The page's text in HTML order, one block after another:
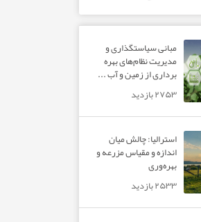
مبانی سیاستگذاری و
مدیریت نظام‌های بهره‌
برداری از زمین و آب ...
۲۷۵۳ بازدید
استرالیا: چالش میان
اندازه و مقیاس مزرعه و
بهره‌وری
۲۵۳۳ بازدید